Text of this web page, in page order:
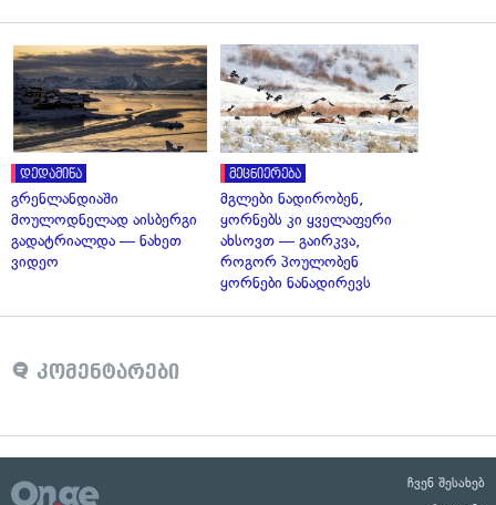
დედამიწა
გრენლანდიაში
მოულოდნელად აისბერგი
გადატრიალდა — ნახეთ
ვიდეო
მეცნიერება
მგლები ნადირობენ,
ყორნებს კი ყველაფერი
ახსოვთ — გაირკვა,
როგორ პოულობენ
ყორნები ნანადირევს
კომენტარები
ჩვენ შესახებ